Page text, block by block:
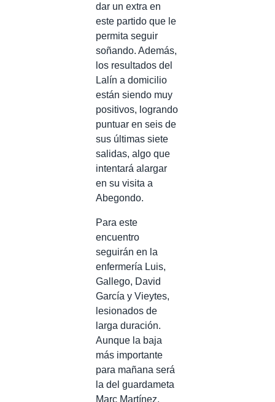
dar un extra en
este partido que le
permita seguir
soñando. Además,
los resultados del
Lalín a domicilio
están siendo muy
positivos, logrando
puntuar en seis de
sus últimas siete
salidas, algo que
intentará alargar
en su visita a
Abegondo.
Para este
encuentro
seguirán en la
enfermería Luis,
Gallego, David
García y Vieytes,
lesionados de
larga duración.
Aunque la baja
más importante
para mañana será
la del guardameta
Marc Martínez,